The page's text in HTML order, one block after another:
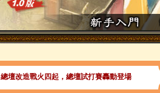
總壇改造戰火四起，總壇試打賽轟動登場